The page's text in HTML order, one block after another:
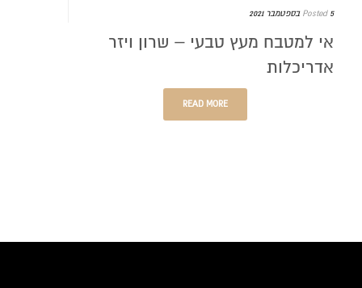
Posted 5 בספטמבר 2021
אי למטבח מעץ טבעי – שרון ויזר
אדריכלות
READ MORE